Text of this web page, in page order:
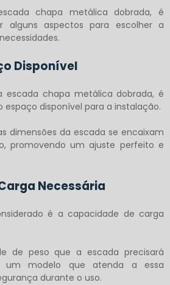
chapa metálica dobrada, é
alguns aspectos para escolher a
Disponível
escada chapa metálica dobrada, é
disponível para a instalação.
dimensões da escada se encaixam
promovendo um ajuste perfeito e
Necessária
é a capacidade de carga
de peso que a escada precisará
um modelo que atenda a essa
durante o uso.